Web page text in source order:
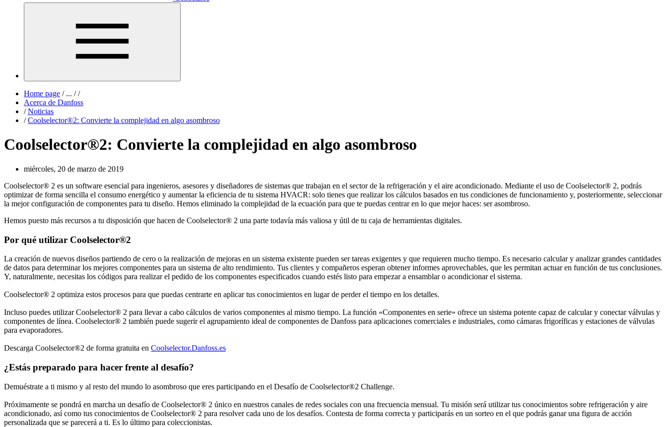
Home page /... / /
Acerca de Danfoss
/ Noticias
/ Coolselector®2: Convierte la complejidad en algo asombroso
Coolselector®2: Convierte la complejidad en algo asombroso
miércoles, 20 de marzo de 2019
Coolselector® 2 es un software esencial para ingenieros, asesores y diseñadores de sistemas que trabajan en el sector de la refrigeración y el aire acondicionado. Mediante el uso de Coolselector® 2, podrás
optimizar de forma sencilla el consumo energético y aumentar la eficiencia de tu sistema HVACR: solo tienes que realizar los cálculos basados en tus condiciones de funcionamiento y, posteriormente, seleccionar
la mejor configuración de componentes para tu diseño. Hemos eliminado la complejidad de la ecuación para que te puedas centrar en lo que mejor haces: ser asombroso.
Hemos puesto más recursos a tu disposición que hacen de Coolselector® 2 una parte todavía más valiosa y útil de tu caja de herramientas digitales.
Por qué utilizar Coolselector®2
La creación de nuevos diseños partiendo de cero o la realización de mejoras en un sistema existente pueden ser tareas exigentes y que requieren mucho tiempo. Es necesario calcular y analizar grandes cantidades
de datos para determinar los mejores componentes para un sistema de alto rendimiento. Tus clientes y compañeros esperan obtener informes aprovechables, que les permitan actuar en función de tus conclusiones.
Y, naturalmente, necesitas los códigos para realizar el pedido de los componentes especificados cuando estés listo para empezar a ensamblar o acondicionar el sistema.
Coolselector® 2 optimiza estos procesos para que puedas centrarte en aplicar tus conocimientos en lugar de perder el tiempo en los detalles.
Incluso puedes utilizar Coolselector® 2 para llevar a cabo cálculos de varios componentes al mismo tiempo. La función «Componentes en serie» ofrece un sistema potente capaz de calcular y conectar válvulas y
componentes de línea. Coolselector® 2 también puede sugerir el agrupamiento ideal de componentes de Danfoss para aplicaciones comerciales e industriales, como cámaras frigoríficas y estaciones de válvulas
para evaporadores.
Descarga Coolselector®2 de forma gratuita en Coolselector.Danfoss.es
¿Estás preparado para hacer frente al desafío?
Demuéstrate a ti mismo y al resto del mundo lo asombroso que eres participando en el Desafío de Coolselector®2 Challenge.
Próximamente se pondrá en marcha un desafío de Coolselector® 2 único en nuestros canales de redes sociales con una frecuencia mensual. Tu misión será utilizar tus conocimientos sobre refrigeración y aire
acondicionado, así como tus conocimientos de Coolselector® 2 para resolver cada uno de los desafíos. Contesta de forma correcta y participarás en un sorteo en el que podrás ganar una figura de acción
personalizada que se parecerá a ti. Es lo último para coleccionistas.